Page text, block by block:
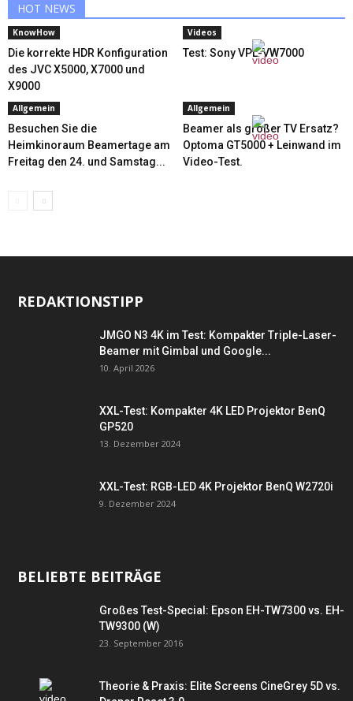
HOT NEWS
KnowHow
Die korrekte HDR Konfiguration
des JVC X5000, X7000 und
X9000
Videos
Test: Sony VPL-VW7000
Allgemein
Besuchen Sie die
Heimkinoraum Beamertage am
Freitag den 24. und Samstag...
Allgemein
Beamer als großer TV Ersatz?
Optoma GT5000 + Leinwand im
Video-Test.
REDAKTIONSTIPP
JMGO N3 4K im Test: Kompakter Triple-Laser-
Beamer mit Gimbal und Google...
10. April 2026
XXL-Test: Kompakter 4K LED Projektor BenQ
GP520
13. Dezember 2024
XXL-Test: RGB-LED 4K Projektor BenQ W2720i
9. Dezember 2024
BELIEBTE BEITRÄGE
Großes Test-Special: Epson EH-TW7300 vs. EH-
TW9300 (W)
23. September 2016
Theorie & Praxis: Elite Screens CineGrey 5D vs.